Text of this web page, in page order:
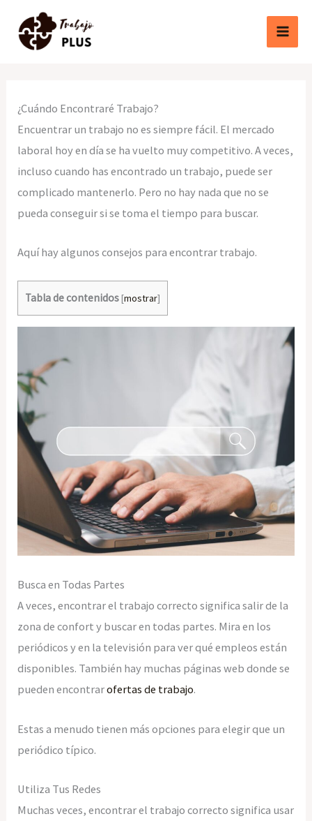
contenido
¿Cuándo Encontraré Trabajo?
Encuentrar un trabajo no es siempre fácil. El mercado
laboral hoy en día se ha vuelto muy competitivo. A veces,
incluso cuando has encontrado un trabajo, puede ser
complicado mantenerlo. Pero no hay nada que no se
pueda conseguir si se toma el tiempo para buscar.
Aquí hay algunos consejos para encontrar trabajo.
Tabla de contenidos [mostrar]
Busca en Todas Partes
A veces, encontrar el trabajo correcto significa salir de la
zona de confort y buscar en todas partes. Mira en los
periódicos y en la televisión para ver qué empleos están
disponibles. También hay muchas páginas web donde se
pueden encontrarofertas de trabajo.
Estas a menudo tienen más opciones para elegir que un
periódico típico.
Utiliza Tus Redes
Muchas veces, encontrar el trabajo correcto significa usar